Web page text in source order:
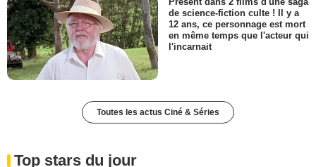
de science-fiction culte ! Il y a
12 ans, ce personnage est mort
en même temps que l'acteur qui
l'incarnait
Toutes les actus Ciné & Séries
Top stars du jour